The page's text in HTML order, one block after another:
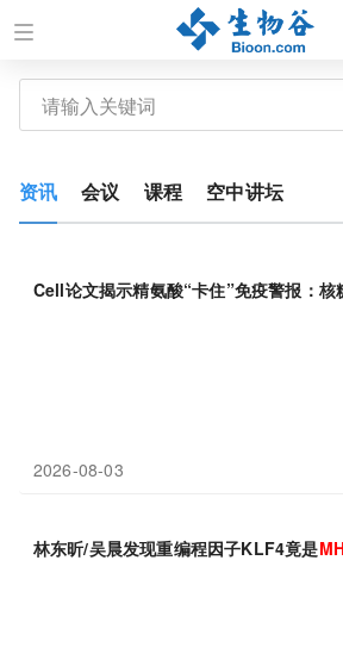
资讯 会议 课程 空中讲坛
Cell论文揭示精氨酸“卡住”免疫警报：核
2026-08-03
林东昕/吴晨发现重编程因子KLF4竟是